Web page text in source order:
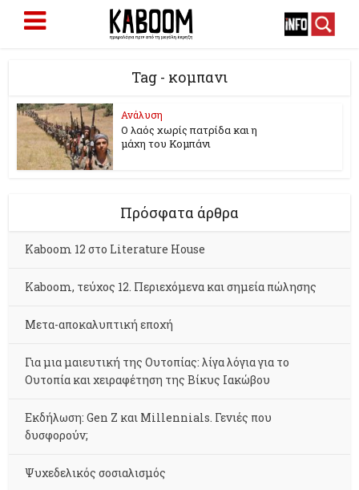
Tag - κομπανι
Ανάλυση
Ο λαός χωρίς πατρίδα και η
μάχη του Κομπάνι
Πρόσφατα άρθρα
Kaboom 12 στο Literature House
Kaboom, τεύχος 12. Περιεχόμενα και σημεία πώλησης
Μετα-αποκαλυπτική εποχή
Για μια μαιευτική της Ουτοπίας: λίγα λόγια για το
Ουτοπία και χειραφέτηση της Βίκυς Ιακώβου
Εκδήλωση: Gen Z και Millennials. Γενιές που
δυσφορούν;
Ψυχεδελικός σοσιαλισμός